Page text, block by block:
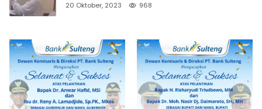
20 Oktober, 2023 968